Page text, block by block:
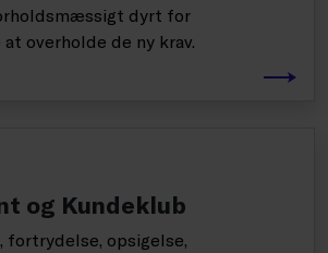
dyrt for
overholde de ny krav.
og Kundeklub
fortrydelse, opsigelse,